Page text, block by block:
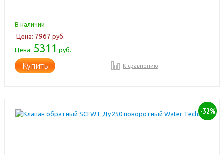
В наличии
Цена:7967руб.
Цена: 5311 руб.
Купить К сравнению
-32%